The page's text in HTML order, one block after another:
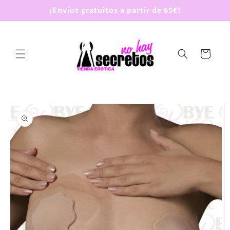
directamente
al contenido
¡Envíos gratuitos a partir de 65€!
Carrito
a la
información
del producto